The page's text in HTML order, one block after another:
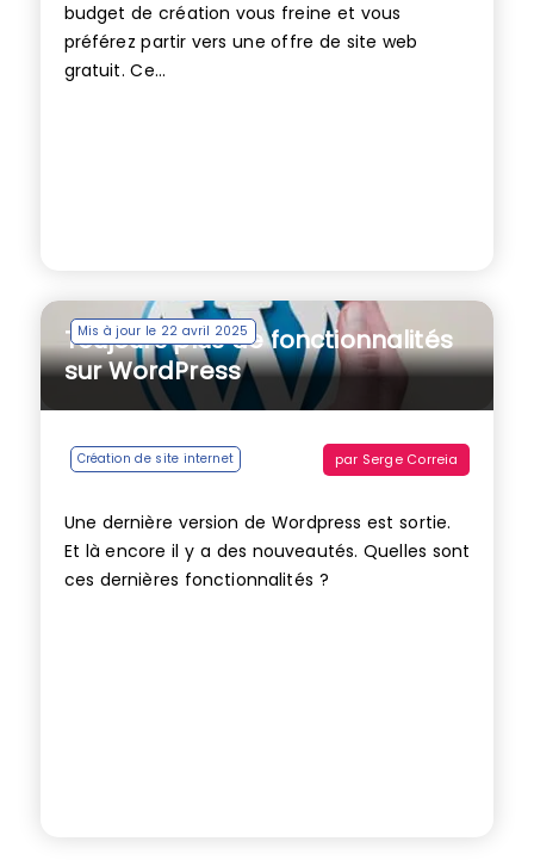
budget de création vous freine et vous
préférez partir vers une offre de site web
gratuit. Ce...
Mis à jour le 22 avril 2025
Toujours plus de fonctionnalités
sur WordPress
Création de site internet par Serge Correia
Une dernière version de Wordpress est sortie.
Et là encore il y a des nouveautés. Quelles sont
ces dernières fonctionnalités ?